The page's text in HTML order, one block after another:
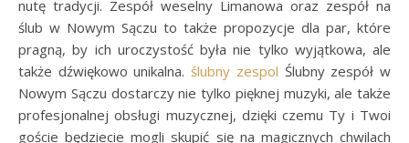
nutę tradycji. Zespół weselny Limanowa oraz zespół na
ślub w Nowym Sączu to także propozycje dla par, które
pragną, by ich uroczystość była nie tylko wyjątkowa, ale
także dźwiękowo unikalna.ślubny zespol Ślubny zespół w
Nowym Sączu dostarczy nie tylko pięknej muzyki, ale także
profesjonalnej obsługi muzycznej, dzięki czemu Ty i Twoi
goście będziecie mogli skupić się na magicznych chwilach